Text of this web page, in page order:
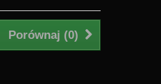
Porównaj (0)